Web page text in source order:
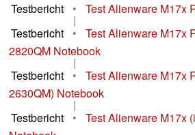
Testbericht
• Test Alienware M17x
|
Testbericht
•
Test Alienware M17x
2820QM Notebook
|
Testbericht
•
Test Alienware M17x
2630QM) Notebook
|
Testbericht
•
Test Alienware M17x